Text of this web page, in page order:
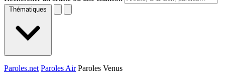
Thématiques
Paroles.net Paroles Air Paroles Venus